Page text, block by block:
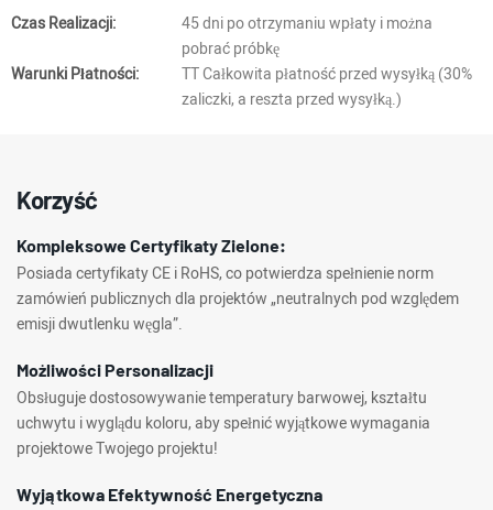
Czas Realizacji:
45 dni po otrzymaniu wpłaty i można
pobrać próbkę
Warunki Płatności:
TT Całkowita płatność przed wysyłką (30%
zaliczki, a reszta przed wysyłką.)
Korzyść
Kompleksowe Certyfikaty Zielone:
Posiada certyfikaty CE i RoHS, co potwierdza spełnienie norm
zamówień publicznych dla projektów „neutralnych pod względem
emisji dwutlenku węgla”.
Możliwości Personalizacji
Obsługuje dostosowywanie temperatury barwowej, kształtu
uchwytu i wyglądu koloru, aby spełnić wyjątkowe wymagania
projektowe Twojego projektu!
Wyjątkowa Efektywność Energetyczna